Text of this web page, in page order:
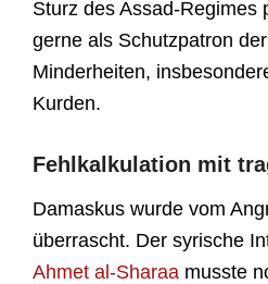
Sturz des Assad-Regimes
gerne als Schutzpatron
Minderheiten,
Kurden.
Fehlkalkulation mit
Damaskus wurde vom
überrascht. Der syrische
Ahmet al-Sharaa musste